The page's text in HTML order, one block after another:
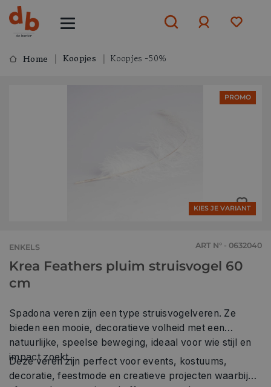
Home Koopjes Koopjes -50%
PROMO
KIES JE VARIANT
ENKELS ART N° - 0632040
Krea Feathers pluim struisvogel 60
cm
Spadona veren zijn een type struisvogelveren. Ze
bieden een mooie, decoratieve volheid met een
natuurlijke, speelse beweging, ideaal voor wie stijl en
impact zoekt.
Deze veren zijn perfect voor events, kostuums,
decoratie, feestmode en creatieve projecten waarbij